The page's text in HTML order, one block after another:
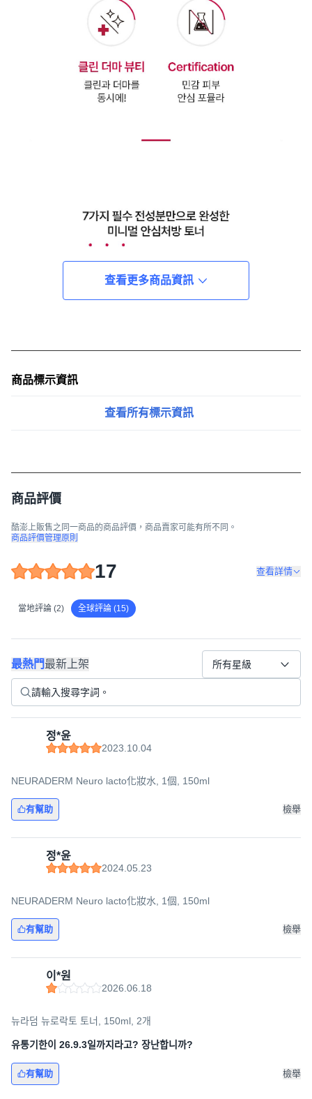
查看更多商品資訊
商品標示資訊
查看所有標示資訊
商品評價
酷澎上販售之同一商品的商品評價，商品賣家可能有所不同。
商品評價管理原則
17 查看詳情
當地評論 (2) 全球評論 (15)
最熱門最新上架 所有星級
정*윤
2023.10.04
NEURADERM Neuro lacto化妝水, 1個, 150ml
有幫助 檢舉
정*윤
2024.05.23
NEURADERM Neuro lacto化妝水, 1個, 150ml
有幫助 檢舉
이*원
2026.06.18
뉴라덤 뉴로락토 토너, 150ml, 2개
유통기한이 26.9.3일까지라고? 장난합니까?
有幫助 檢舉